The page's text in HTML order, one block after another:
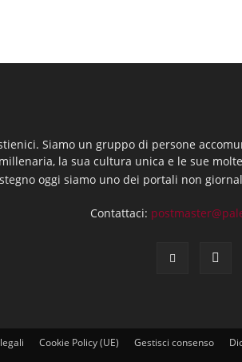
Siamo un gruppo di persone
la sua cultura unica e le sue
oggi siamo uno dei portali non
Contattaci:
Cookie Policy (UE) Gestisci consenso